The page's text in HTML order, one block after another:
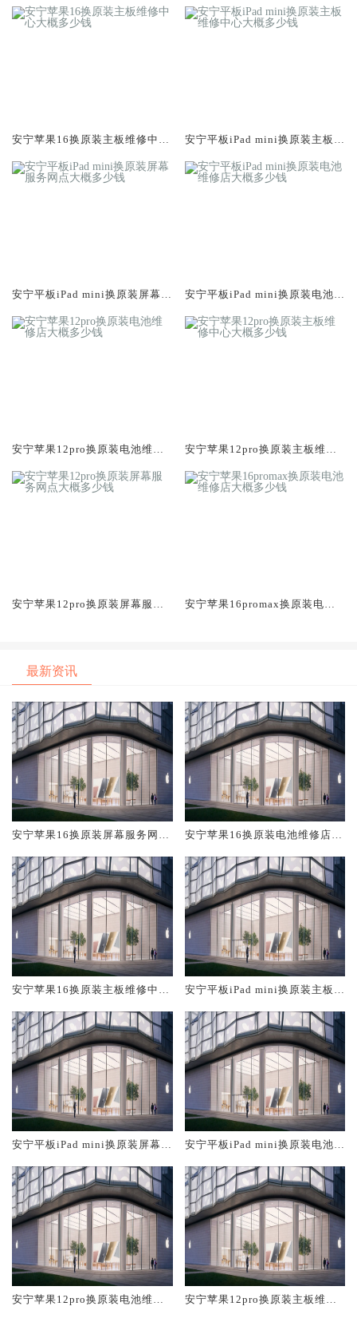
安宁苹果16换原装主板维修中心
安宁平板iPad mini换原装主板维
安宁平板iPad mini换原装屏幕服
安宁平板iPad mini换原装电池维
安宁苹果12pro换原装电池维修
安宁苹果12pro换原装主板维修
安宁苹果12pro换原装屏幕服务
安宁苹果16promax换原装电池
最新资讯
安宁苹果16换原装屏幕服务网点
安宁苹果16换原装电池维修店大
安宁苹果16换原装主板维修中心
安宁平板iPad mini换原装主板维
安宁平板iPad mini换原装屏幕服
安宁平板iPad mini换原装电池维
安宁苹果12pro换原装电池维修
安宁苹果12pro换原装主板维修